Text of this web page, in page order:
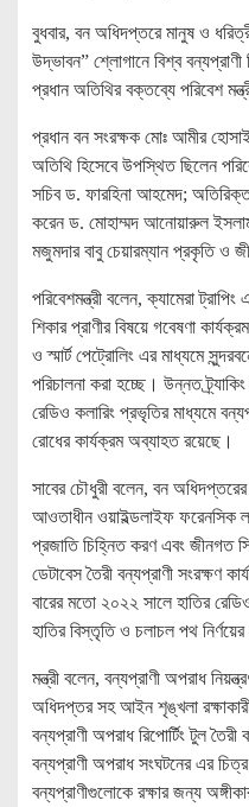
বুধবার, বন অধিদপ্তরে মানুষ ও
উদ্ভাবন” শ্লোগানে বিশ্ব
প্রধান অতিথির বক্তব্যে পরিবেশ
প্রধান বন সংরক্ষক মোঃ আমীর
অতিথি হিসেবে উপস্থিত ছিলেন
সচিব ড. ফারহিনা আহমেদ;
করেন ড. মোহাম্মদ আনোয়ারুল ইসলাম,
মজুমদার বাবু চেয়ারম্যান প্রকৃতি ও
পরিবেশমন্ত্রী বলেন, ক্যামেরা
শিকার প্রাণীর বিষয়ে গবেষণা
ও স্মার্ট পেট্রোলিং এর মাধ্যমে
পরিচালনা করা হচ্ছে। উন্নত ট্র্যাকিং
রেডিও কলারিং প্রভৃতির মাধ্যমে
রোধের কার্যক্রম অব্যাহত রয়েছে।
সাবের চৌধুরী বলেন, বন
আওতাধীন ওয়াইল্ডলাইফ ফরেনসিক
প্রজাতি চিহ্নিত করণ এবং জীনগত
ডেটাবেস তৈরী বন্যপ্রাণী সংরক্ষণ
বারের মতো ২০২২ সালে হাতির
হাতির বিস্তৃতি ও চলাচল পথ
মন্ত্রী বলেন, বন্যপ্রাণী অপরাধ
অধিদপ্তর সহ আইন শৃঙ্খলা
বন্যপ্রাণী অপরাধ রিপোর্টিং টুল
বন্যপ্রাণী অপরাধ সংঘটনের এর
বন্যপ্রাণীগুলোকে রক্ষার জন্য